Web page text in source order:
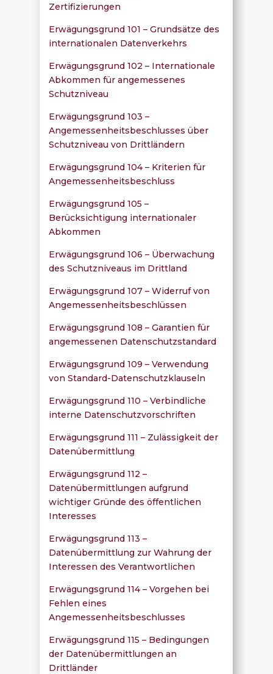
Zertifizierungen
Erwägungsgrund 101 – Grundsätze des
internationalen Datenverkehrs
Erwägungsgrund 102 – Internationale
Abkommen für angemessenes
Schutzniveau
Erwägungsgrund 103 –
Angemessenheitsbeschlusses über
Schutzniveau von Drittländern
Erwägungsgrund 104 – Kriterien für
Angemessenheitsbeschluss
Erwägungsgrund 105 –
Berücksichtigung internationaler
Abkommen
Erwägungsgrund 106 – Überwachung
des Schutzniveaus im Drittland
Erwägungsgrund 107 – Widerruf von
Angemessenheitsbeschlüssen
Erwägungsgrund 108 – Garantien für
angemessenen Datenschutzstandard
Erwägungsgrund 109 – Verwendung
von Standard-Datenschutzklauseln
Erwägungsgrund 110 – Verbindliche
interne Datenschutzvorschriften
Erwägungsgrund 111 – Zulässigkeit der
Datenübermittlung
Erwägungsgrund 112 –
Datenübermittlungen aufgrund
wichtiger Gründe des öffentlichen
Interesses
Erwägungsgrund 113 –
Datenübermittlung zur Wahrung der
Interessen des Verantwortlichen
Erwägungsgrund 114 – Vorgehen bei
Fehlen eines
Angemessenheitsbeschlusses
Erwägungsgrund 115 – Bedingungen
der Datenübermittlungen an
Drittländer